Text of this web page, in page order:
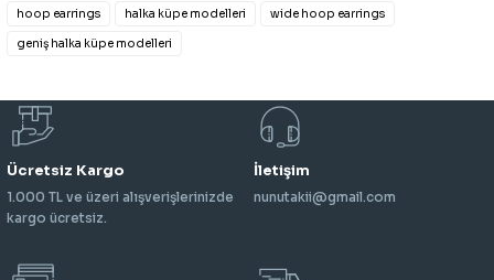
hoop earrings
halka küpe modelleri wide hoop earrings
geniş halka küpe modelleri
Ücretsiz Kargo
1.000 TL ve üzeri alışverişlerinizde
kargo ücretsiz.
İletişim
nunutakii@gmail.com